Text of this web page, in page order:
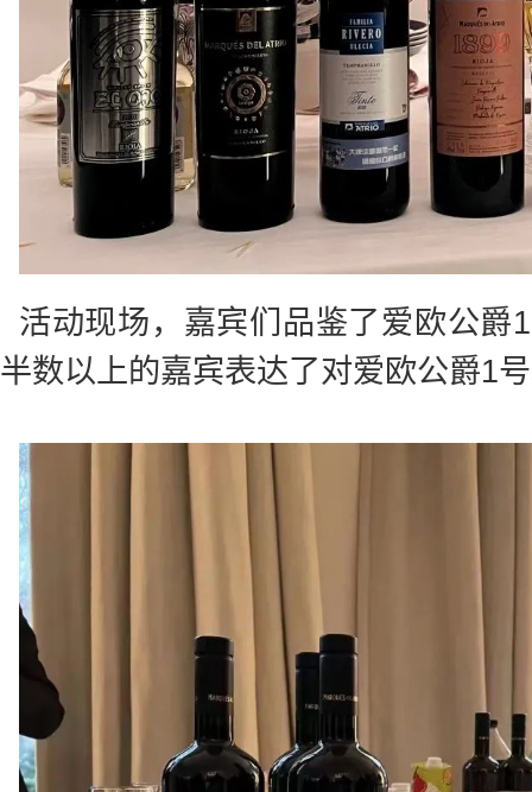
活动现场，嘉宾们品鉴了爱欧公爵
半数以上的嘉宾表达了对爱欧公爵1